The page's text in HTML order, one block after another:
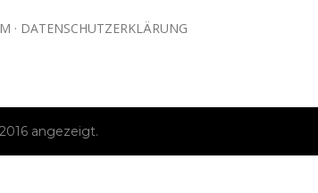
DATENSCHUTZERKLÄRUNG
angezeigt.